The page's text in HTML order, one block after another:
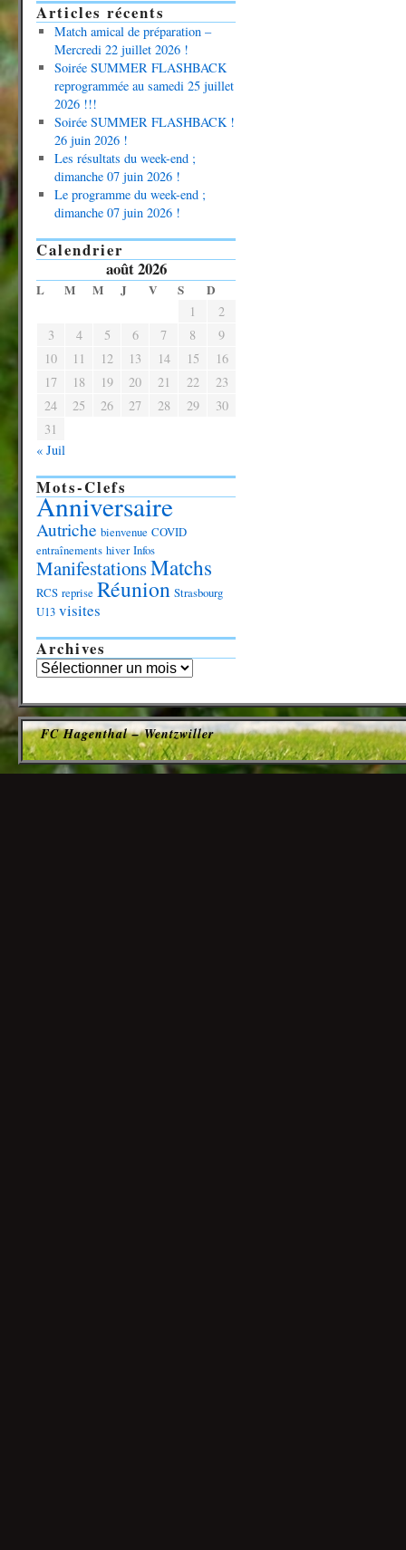
Articles récents
Match amical de préparation –
Mercredi 22 juillet 2026 !
Soirée SUMMER FLASHBACK
reprogrammée au samedi 25 juillet
2026 !!!
Soirée SUMMER FLASHBACK !
26 juin 2026 !
Les résultats du week-end ;
dimanche 07 juin 2026 !
Le programme du week-end ;
dimanche 07 juin 2026 !
Calendrier
août 2026
L M M J V S D
1
2
3
4 5 6 7 8
9
10
11 12 13 14 15
16
17
18 19 20 21 22
23
24
25 26 27 28 29
30
31
« Juil
Mots-Clefs
Anniversaire
Autriche bienvenue COVID
entraînements hiver Infos
ManifestationsMatchs
RCS reprise Réunion Strasbourg
U13 visites
Archives
FC Hagenthal – Wentzwiller